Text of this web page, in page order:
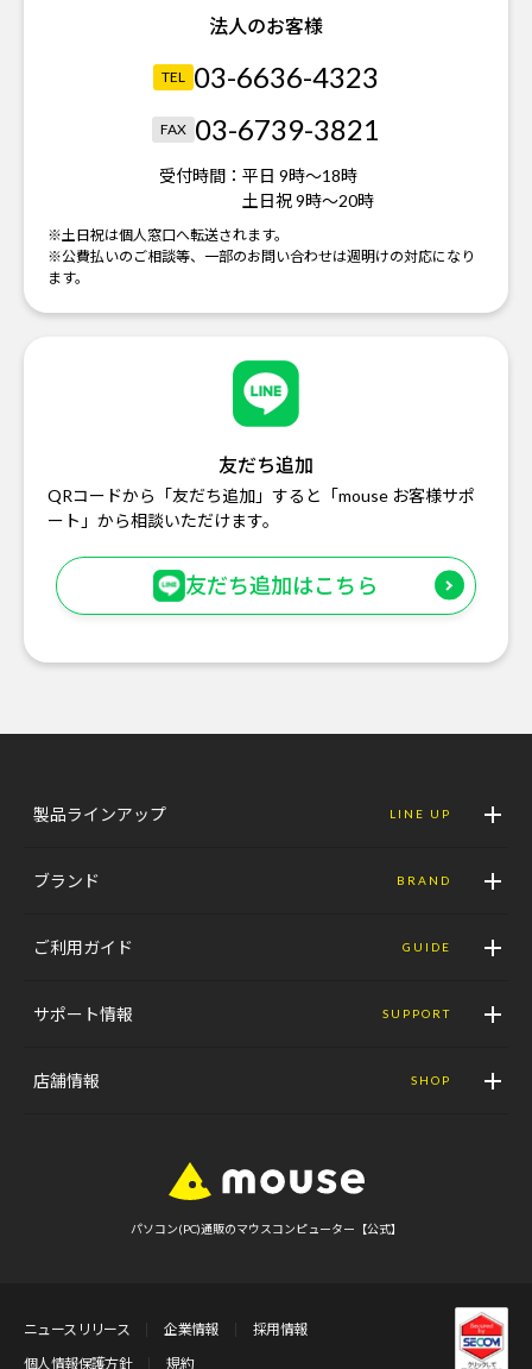
法人のお客様
TEL 03-6636-4323
FAX 03-6739-3821
受付時間： 平日 9時～18時
土日祝 9時～20時
※土日祝は個人窓口へ転送されます。
※公費払いのご相談等、一部のお問い合わせは週明けの対応になり
ます。
友だち追加
QRコードから「友だち追加」すると「mouse お客様サポ
ート」から相談いただけます。
友だち追加はこちら
製品ラインアップ LINE UP
ブランド BRAND
ご利用ガイド GUIDE
サポート情報 SUPPORT
店舗情報 SHOP
パソコン(PC)通販のマウスコンピューター【公式】
ニュースリリース 企業情報
採用情報
個人情報保護方針
規約